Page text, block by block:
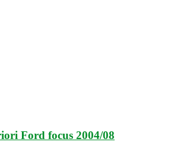
Ford focus 2004/08